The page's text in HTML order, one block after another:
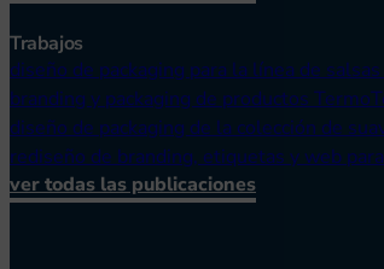
Trabajos
diseño de packaging para la línea de
branding y packaging de productos
diseño de packaging de la colección de
rediseño de branding, etiquetas y web
ver todas las publicaciones